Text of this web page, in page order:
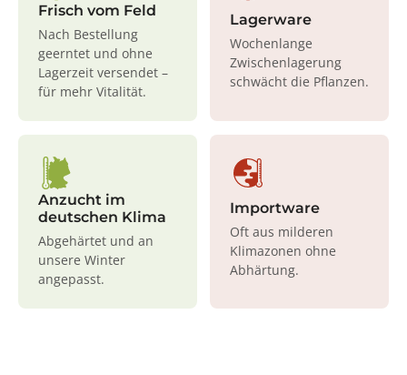
Frisch vom Feld
Nach Bestellung
geerntet und ohne
Lagerzeit versendet –
für mehr Vitalität.
Lagerware
Wochenlange
Zwischenlagerung
schwächt die Pflanzen.
Anzucht im
deutschen Klima
Abgehärtet und an
unsere Winter
angepasst.
Importware
Oft aus milderen
Klimazonen ohne
Abhärtung.